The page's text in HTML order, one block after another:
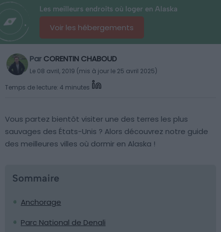
Les meilleurs endroits où loger en Alaska
Voir les hébergements
Par CORENTIN CHABOUD
Le 08 avril, 2019 (mis à jour le 25 avril 2025)
Temps de lecture: 4 minutes
Vous partez bientôt visiter une des terres les plus
sauvages des États-Unis ? Alors découvrez notre guide
des meilleures villes où dormir en Alaska !
Sommaire
Anchorage
Parc National de Denali